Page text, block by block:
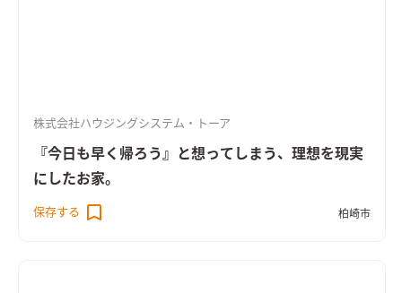
株式会社ハウジングシステム・トーア
『今日も早く帰ろう』と想ってしまう、理想を現実
にしたお家。
保存する 柏崎市